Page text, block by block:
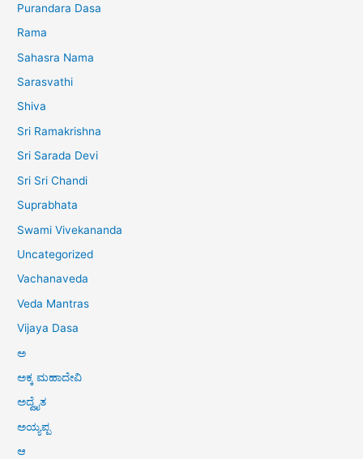
Purandara Dasa
Rama
Sahasra Nama
Sarasvathi
Shiva
Sri Ramakrishna
Sri Sarada Devi
Sri Sri Chandi
Suprabhata
Swami Vivekananda
Uncategorized
Vachanaveda
Veda Mantras
Vijaya Dasa
ಅ
ಅಕ್ಕ ಮಹಾದೇವಿ
ಅದ್ವೈತ
ಅಯ್ಯಪ್ಪ
ಆ